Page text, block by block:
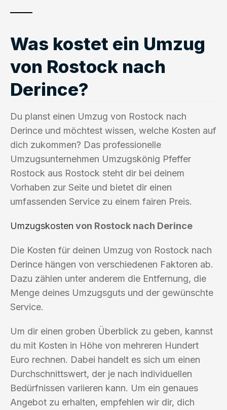
Was kostet ein Umzug
von Rostock nach
Derince?
Du planst einen Umzug von Rostock nach
Derince und möchtest wissen, welche Kosten auf
dich zukommen? Das professionelle
Umzugsunternehmen Umzugskönig Pfeffer
Rostock aus Rostock steht dir bei deinem
Vorhaben zur Seite und bietet dir einen
umfassenden Service zu einem fairen Preis.
Umzugskosten von Rostock nach Derince
Die Kosten für deinen Umzug von Rostock nach
Derince hängen von verschiedenen Faktoren ab.
Dazu zählen unter anderem die Entfernung, die
Menge deines Umzugsguts und der gewünschte
Service.
Um dir einen groben Überblick zu geben, kannst
du mit Kosten in Höhe von mehreren Hundert
Euro rechnen. Dabei handelt es sich um einen
Durchschnittswert, der je nach individuellen
Bedürfnissen variieren kann. Um ein genaues
Angebot zu erhalten, empfehlen wir dir, dich